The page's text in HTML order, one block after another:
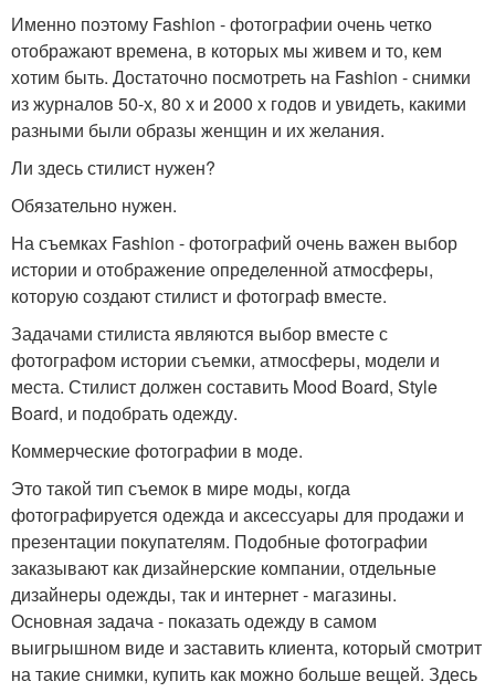
Именно поэтому Fashion - фотографии очень четко
отображают времена, в которых мы живем и то, кем
хотим быть. Достаточно посмотреть на Fashion - снимки
из журналов 50-х, 80 х и 2000 х годов и увидеть, какими
разными были образы женщин и их желания.
Ли здесь стилист нужен?
Обязательно нужен.
На съемках Fashion - фотографий очень важен выбор
истории и отображение определенной атмосферы,
которую создают стилист и фотограф вместе.
Задачами стилиста являются выбор вместе с
фотографом истории съемки, атмосферы, модели и
места. Стилист должен составить Mood Board, Style
Board, и подобрать одежду.
Коммерческие фотографии в моде.
Это такой тип съемок в мире моды, когда
фотографируется одежда и аксессуары для продажи и
презентации покупателям. Подобные фотографии
заказывают как дизайнерские компании, отдельные
дизайнеры одежды, так и интернет - магазины.
Основная задача - показать одежду в самом
выигрышном виде и заставить клиента, который смотрит
на такие снимки, купить как можно больше вещей. Здесь